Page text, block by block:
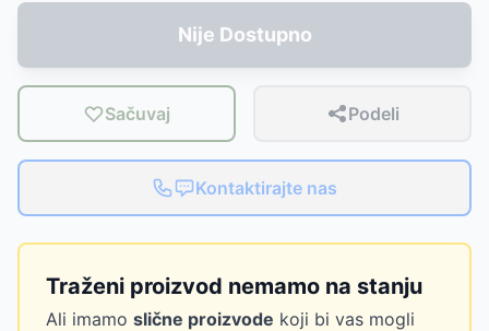
Nije Dostupno
Sačuvaj Podeli
Kontaktirajte nas
Traženi proizvod nemamo na stanju
Ali imamo slične proizvode koji bi vas mogli